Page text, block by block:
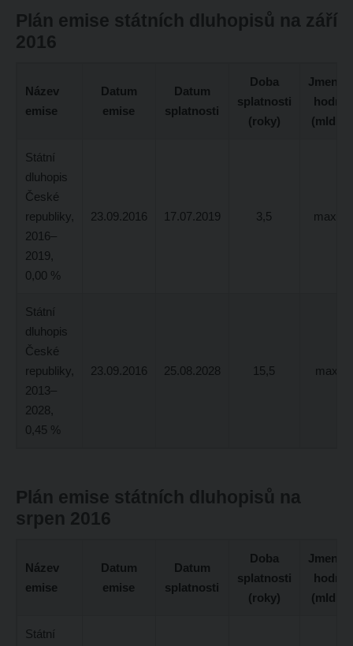
Plán emise státních dluhopisů na září
2016
Název
emise
Datum
emise
Datum
splatnosti
Doba
splatnosti
(roky)
(mld.
Státní
dluhopis
České
republiky,
2016–
2019,
0,00 %
23.09.2016 17.07.2019 3,5 max.
Státní
dluhopis
České
republiky,
2013–
2028,
0,45 %
23.09.2016 25.08.2028 15,5 max
Plán emise státních dluhopisů na
srpen 2016
Název
emise
Datum
emise
Datum
splatnosti
Doba
splatnosti
(roky)
(mld.
Státní